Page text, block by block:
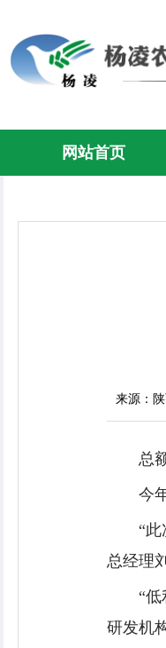
网站首页
来源：
总
今
“
总经理
“
研发机